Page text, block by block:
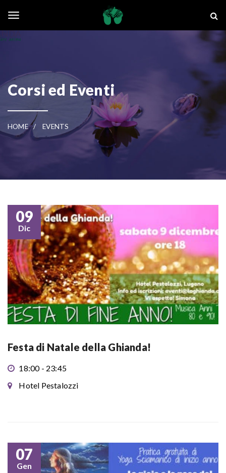
Corsi ed Eventi
HOME EVENTS
09
Dic
Festa di Natale della Ghianda!
18:00 - 23:45
Hotel Pestalozzi
07
Gen